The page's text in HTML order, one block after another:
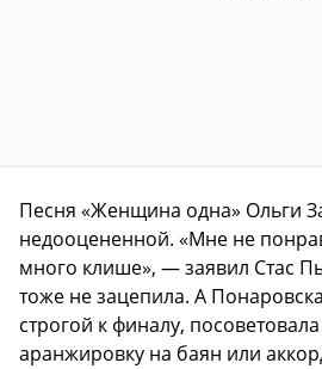
Песня «Женщина одна» Ольги
недооцененной. «Мне не
много клише», — заявил Стас
тоже не зацепила. А
строгой к финалу,
аранжировку на баян или